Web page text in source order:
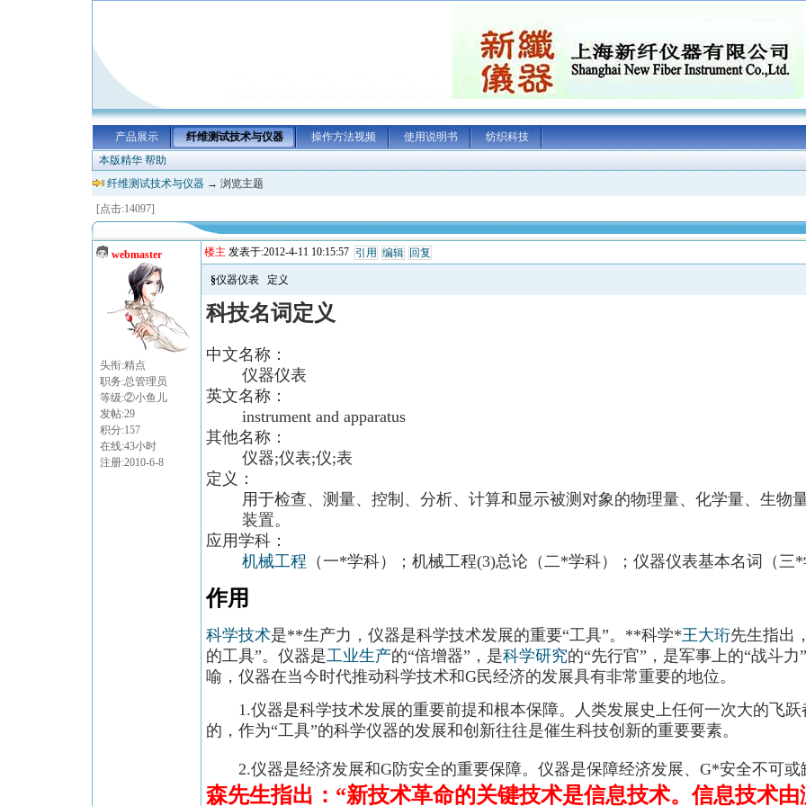
产品展示 纤维测试技术与仪器 操作方法视频 使用说明书
纺织科技
本版精华 帮助
纤维测试技术与仪器 → 浏览主题
[点击:14097]
webmaster
头衔:精点
职务:总管理员
等级:②小鱼儿
发帖:29
积分:157
在线:43小时
注册:2010-6-8
楼主 发表于:2012-4-11 10:15:57 引用 编辑 回复
§仪器仪表 定义
科技名词定义
中文名称：
仪器仪表
英文名称：
instrument and apparatus
其他名称：
仪器;仪表;仪;表
定义：
用于检查、测量、控制、分析、计算和显示被测对象的物理量、化学量、生物
装置。
应用学科：
机械工程 （一*学科）；机械工程(3)总论（二*学科）；仪器仪表基本名词（三
作用
科学技术是**生产力，仪器是科学技术发展的重要“工具”。**科学*王大珩先生指出
的工具”。仪器是工业生产的“倍增器”，是科学研究的“先行官”，是军事上的“战斗
喻，仪器在当今时代推动科学技术和G民经济的发展具有非常重要的地位。
1.仪器是科学技术发展的重要前提和根本保障。人类发展史上任何一次大的飞跃
的，作为“工具”的科学仪器的发展和创新往往是催生科技创新的重要要素。
2.仪器是经济发展和G防安全的重要保障。仪器是保障经济发展、G*安全不可或
森先生指出：“新技术革命的关键技术是信息技术。信息技术由